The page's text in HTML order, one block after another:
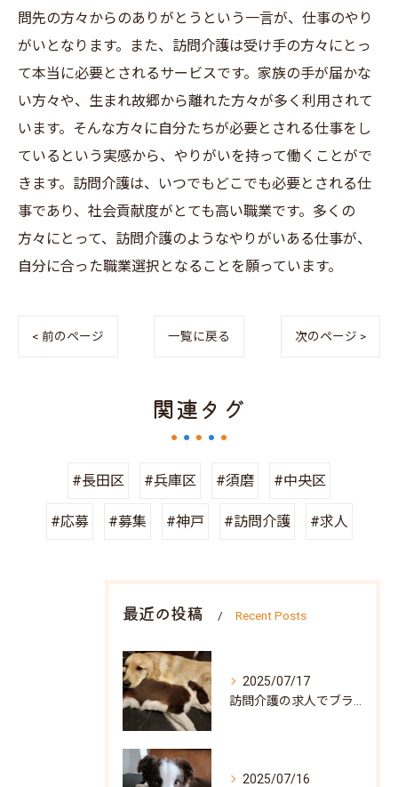
問先の方々からのありがとうという一言が、仕事のやり
がいとなります。また、訪問介護は受け手の方々にとっ
て本当に必要とされるサービスです。家族の手が届かな
い方々や、生まれ故郷から離れた方々が多く利用されて
います。そんな方々に自分たちが必要とされる仕事をし
ているという実感から、やりがいを持って働くことがで
きます。訪問介護は、いつでもどこでも必要とされる仕
事であり、社会貢献度がとても高い職業です。多くの
方々にとって、訪問介護のようなやりがいある仕事が、
自分に合った職業選択となることを願っています。
< 前のページ 一覧に戻る 次のページ >
関連タグ
#長田区 #兵庫区 #須磨 #中央区
#応募 #募集 #神戸 #訪問介護 #求人
最近の投稿 Recent Posts
2025/07/17
2025/07/16